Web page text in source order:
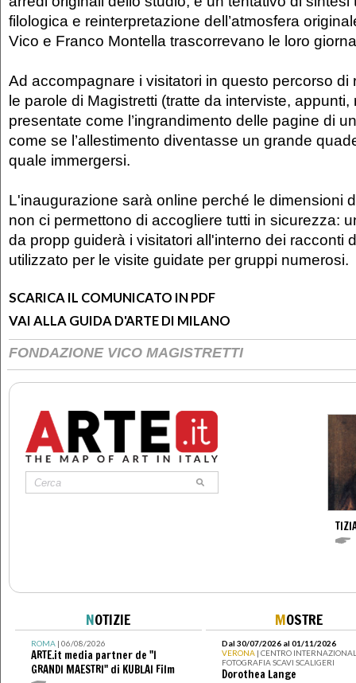
filologica e reinterpretazione dell’atmosfera
Vico e Franco Montella trascorrevano le loro
Ad accompagnare i visitatori in questo percorso di
le parole di Magistretti (tratte da interviste, appunti,
presentate come l’ingrandimento delle pagine di
come se l’allestimento diventasse un grande
quale immergersi.
L'inaugurazione sarà online perché le dimensioni
non ci permettono di accogliere tutti in sicurezza:
da propp guiderà i visitatori all'interno dei racconti
utilizzato per le visite guidate per gruppi numerosi.
SCARICA IL COMUNICATO IN PDF
VAI ALLA GUIDA D'ARTE DI MILANO
FONDAZIONE VICO MAGISTRETTI
NOTIZIE
ROMA| 06/08/2026
ARTE.it media partner de "I
GRANDI MAESTRI" di KUBLAI Film
MOSTRE
Dal 30/07/2026 al 01/11/2026
VERONA | CENTRO
FOTOGRAFIA SCAVI SCALIGERI
Dorothea Lange